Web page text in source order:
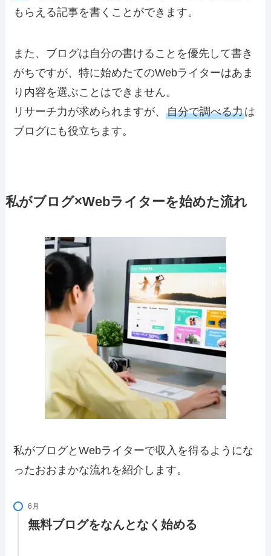
もらえる記事を書くことができます。
また、ブログは自分の書けることを優先して書き
がちですが、特に始めたてのWebライターはあま
り内容を選ぶことはできません。
リサーチ力が求められますが、自分で調べる力は
ブログにも役立ちます。
私がブログ×Webライターを始めた流れ
私がブログとWebライターで収入を得るようにな
ったおおまかな流れを紹介します。
6月
無料ブログをなんとなく始める